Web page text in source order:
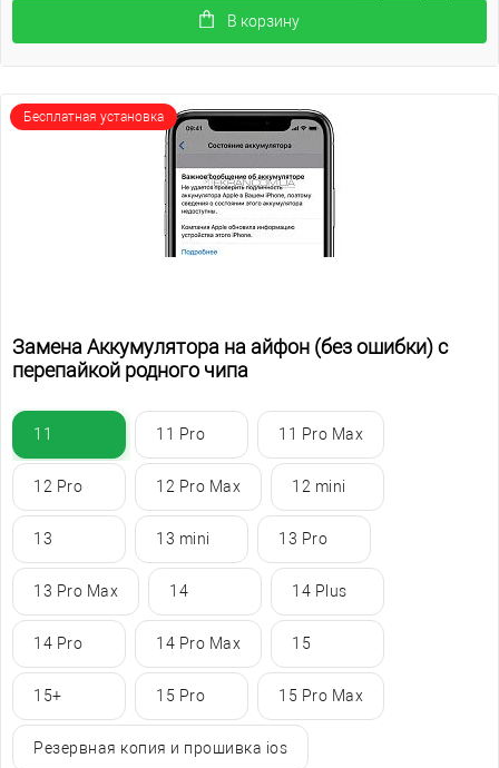
В корзину
Бесплатная установка
Замена Аккумулятора на айфон (без ошибки) с
перепайкой родного чипа
11 11 Pro 11 Pro Max
12 Pro 12 Pro Max 12 mini
13 13 mini 13 Pro
13 Pro Max 14 14 Plus
14 Pro 14 Pro Max 15
15+ 15 Pro 15 Pro Max
Резервная копия и прошивка ios